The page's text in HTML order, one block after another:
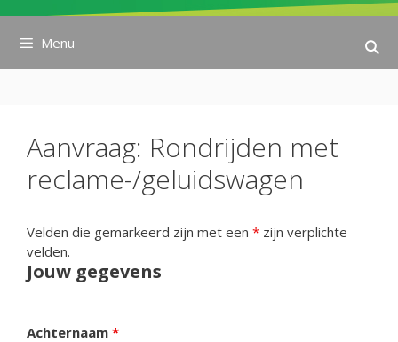
Menu
Aanvraag: Rondrijden met
reclame-/geluidswagen
Velden die gemarkeerd zijn met een * zijn verplichte
velden.
Jouw gegevens
Achternaam *